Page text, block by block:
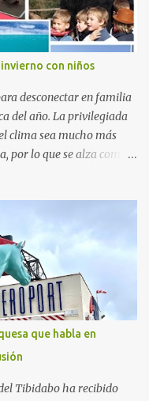
Anna Saló, psicóloga
d’Hebron y del grupo
en la Infancia y la
y directora de
Imágenes cortesía de
con niños
desconectar en familia
del año. La privilegiada
clima sea mucho más
por lo que se alza como
desde
o deportivas, hasta
al máximo con los
Palma Aquarium
Balear y a tan sólo 500
Aquarium, un lugar
con los 8.000
del Mediterráneo
El recorrido por el
que habla en
Tibidabo ha recibido